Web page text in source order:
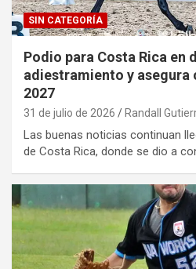
SIN CATEGORÍA
Podio para Costa Rica en
adiestramiento y asegura
2027
31 de julio de 2026 Randall
Las buenas noticias continuan
de Costa Rica, donde se dio a